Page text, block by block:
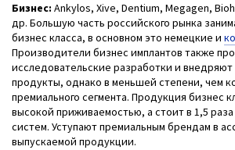
Бизнес: Ankylos, Xive, Dentium, Megagen,
др. Большую часть российского рынка
бизнес класса, в основном это немецкие и
Производители бизнес имплантов также
исследовательские разработки и
продукты, однако в меньшей степени, чем
премиального сегмента. Продукция бизнес
высокой приживаемостью, а стоит в 1,5
систем. Уступают премиальным брендам в
выпускаемой продукции.